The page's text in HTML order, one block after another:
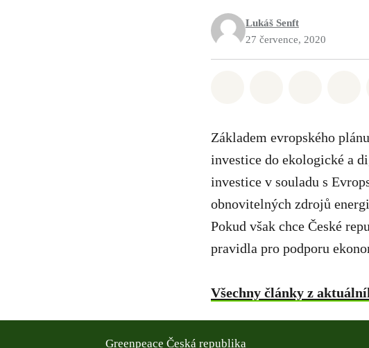
Lukáš Senft
27 července, 2020
Základem evropského
investice do ekologické a
investice v souladu s
obnovitelných zdrojů
Pokud však chce České
pravidla pro podporu
Všechny články z
Greenpeace Česká republika